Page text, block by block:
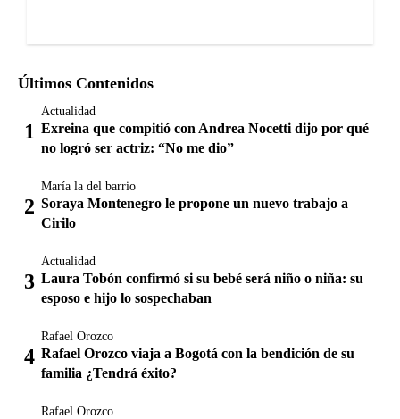
Últimos Contenidos
Actualidad
Exreina que compitió con Andrea Nocetti dijo por qué
no logró ser actriz: “No me dio”
María la del barrio
Soraya Montenegro le propone un nuevo trabajo a
Cirilo
Actualidad
Laura Tobón confirmó si su bebé será niño o niña: su
esposo e hijo lo sospechaban
Rafael Orozco
Rafael Orozco viaja a Bogotá con la bendición de su
familia ¿Tendrá éxito?
Rafael Orozco